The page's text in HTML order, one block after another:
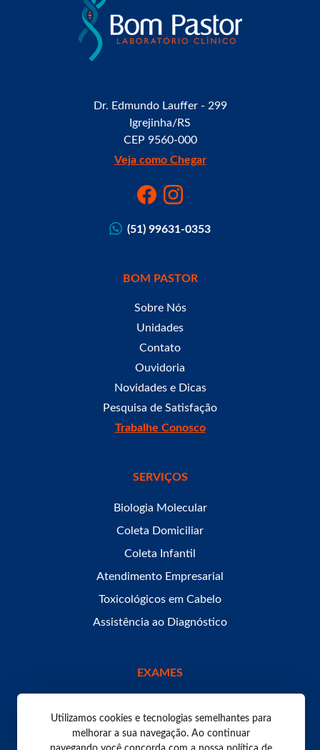
Dr. Edmundo Lauffer - 299
Igrejinha/RS
CEP 9560-000
Veja como Chegar
(51) 99631-0353
BOM PASTOR
Sobre Nós
Unidades
Contato
Ouvidoria
Novidades e Dicas
Pesquisa de Satisfação
Trabalhe Conosco
SERVIÇOS
Biologia Molecular
Coleta Domiciliar
Coleta Infantil
Atendimento Empresarial
Toxicológicos em Cabelo
Assistência ao Diagnóstico
EXAMES
Utilizamos cookies e tecnologias semelhantes para
melhorar a sua navegação. Ao continuar